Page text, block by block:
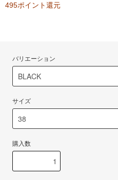
495ポイント還元
バリエーション
サイズ
購入数